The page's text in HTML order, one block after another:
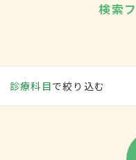
検索
診療科目で絞り込む